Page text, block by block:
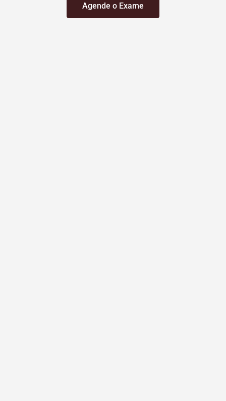
Agende o Exame